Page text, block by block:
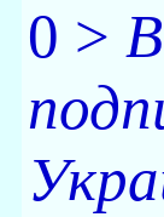
0 >